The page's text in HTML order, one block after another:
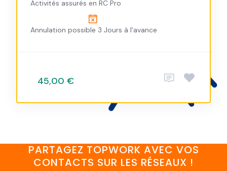
Activités assurés en RC Pro
Annulation possible 3 Jours à l'avance
45,00 €
PARTAGEZ TOPWORK AVEC VOS
CONTACTS SUR LES RÉSEAUX !